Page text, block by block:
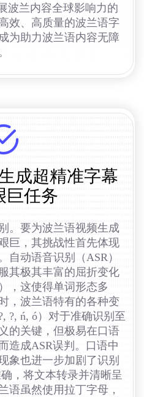
波兰内容全球影响力的
效、高质量的波兰语字
为助力波兰语内容无障
成超精准字幕
巨任务
。要为波兰语视频生成
巨，其挑战性首先体现
自动语音识别（ASR）
其极其丰富的屈折变化
，这使得单词形态多
，波兰语特有的各种变
?, ń, ó）对于准确识别至
的关键，但极易在口语
造成ASR误判。口语中
象也进一步加剧了识别
，将文本转录并清晰呈
语虽然使用拉丁字母，